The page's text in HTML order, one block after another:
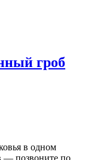
гроб
в одном